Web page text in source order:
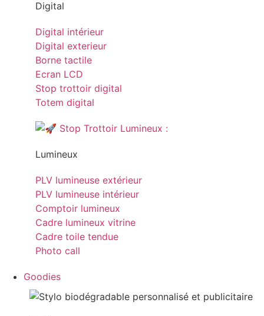
Digital
Digital intérieur
Digital exterieur
Borne tactile
Ecran LCD
Stop trottoir digital
Totem digital
Lumineux
PLV lumineuse extérieur
PLV lumineuse intérieur
Comptoir lumineux
Cadre lumineux vitrine
Cadre toile tendue
Photo call
Goodies